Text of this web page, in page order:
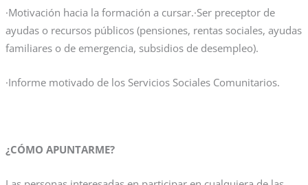
·Motivación hacia la formación a cursar.·Ser preceptor de
ayudas o recursos públicos (pensiones, rentas sociales, ayudas
familiares o de emergencia, subsidios de desempleo).
·Informe motivado de los Servicios Sociales Comunitarios.
¿CÓMO APUNTARME?